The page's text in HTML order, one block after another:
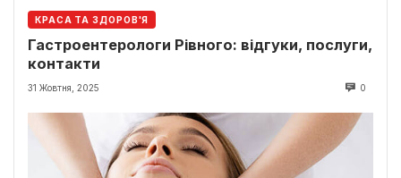
КРАСА ТА ЗДОРОВ'Я
Гастроентерологи Рівного: відгуки, послуги,
контакти
31 Жовтня, 2025 0